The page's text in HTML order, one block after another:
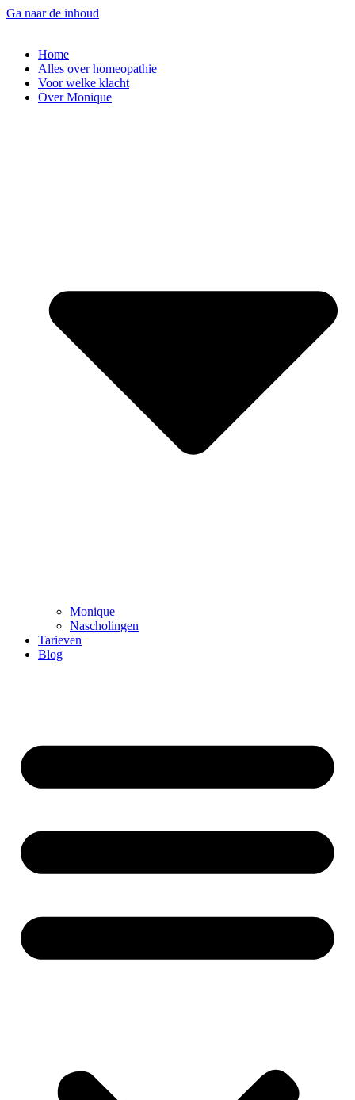
Ga naar de inhoud
Home
Alles over homeopathie
Voor welke klacht
Over Monique
Monique
Nascholingen
Tarieven
Blog